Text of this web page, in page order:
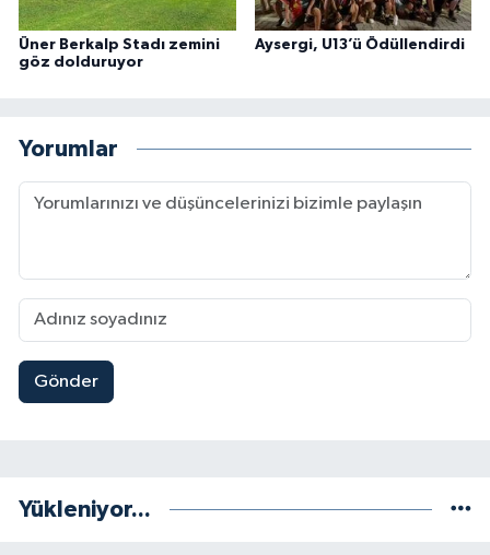
Üner Berkalp Stadı zemini
göz dolduruyor
Aysergi, U13’ü Ödüllendirdi
Yorumlar
Gönder
Yükleniyor...